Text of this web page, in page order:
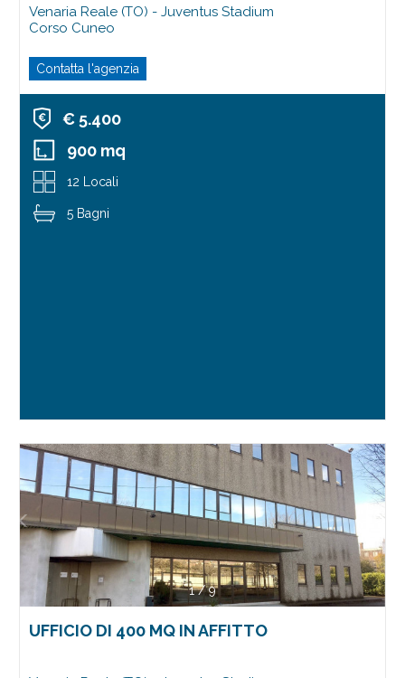
Venaria Reale (TO) - Juventus Stadium
Corso Cuneo
Contatta l'agenzia
€ 5.400
900 mq
12 Locali
5 Bagni
1/9
UFFICIO DI 400 MQ IN AFFITTO